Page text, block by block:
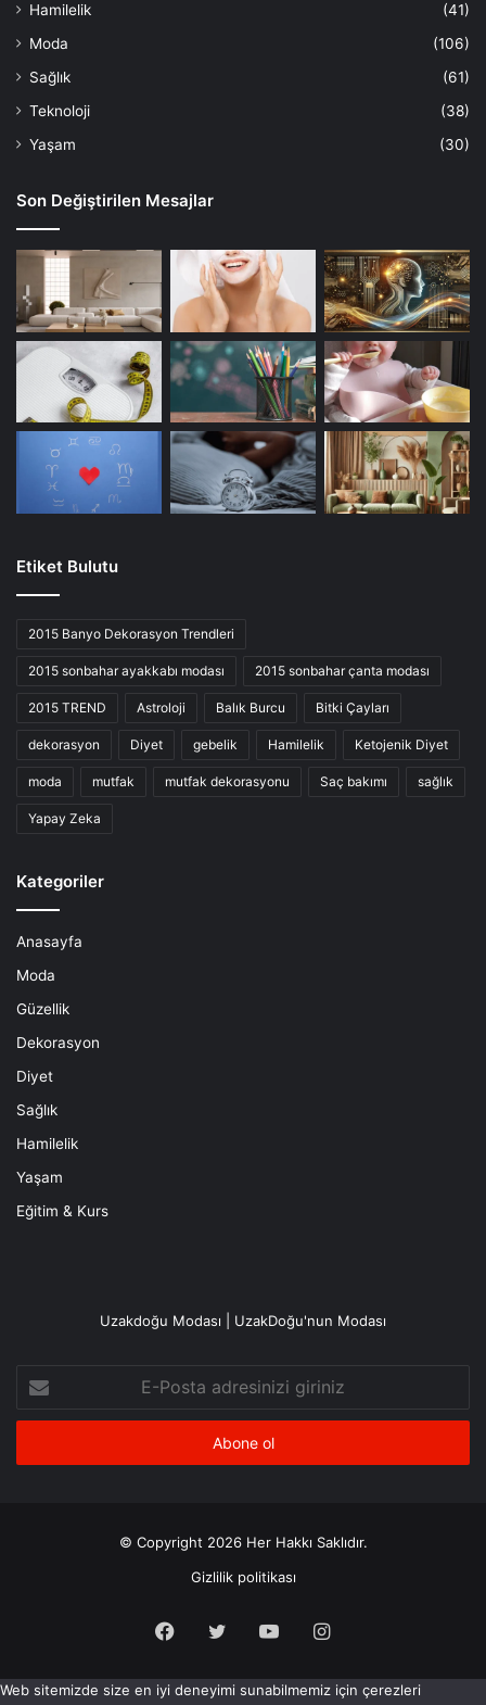
Hamilelik
(41)
Moda
(106)
Sağlık
(61)
Teknoloji
(38)
Yaşam
(30)
Son Değiştirilen Mesajlar
Etiket Bulutu
2015 Banyo Dekorasyon Trendleri
2015 sonbahar ayakkabı modası 2015 sonbahar çanta modası
2015 TREND Astroloji Balık Burcu Bitki Çayları
dekorasyon Diyet gebelik Hamilelik Ketojenik Diyet
moda mutfak mutfak dekorasyonu Saç bakımı sağlık
Yapay Zeka
Kategoriler
Anasayfa
Moda
Güzellik
Dekorasyon
Diyet
Sağlık
Hamilelik
Yaşam
Eğitim & Kurs
Uzakdoğu Modası | UzakDoğu'nun Modası
Posta
adresinizi
© Copyright 2026 Her Hakkı Saklıdır.
Gizlilik politikası
Facebook
X YouTubeInstagram
Web sitemizde size en iyi deneyimi sunabilmemiz için çerezleri